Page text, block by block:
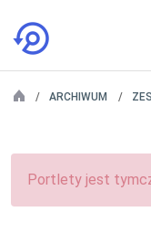
ARCHIWUM
Portlety jest